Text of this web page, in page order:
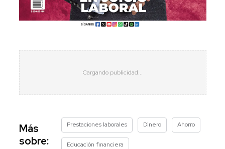
Más
sobre:
Prestaciones laborales Dinero Ahorro
Educación financiera